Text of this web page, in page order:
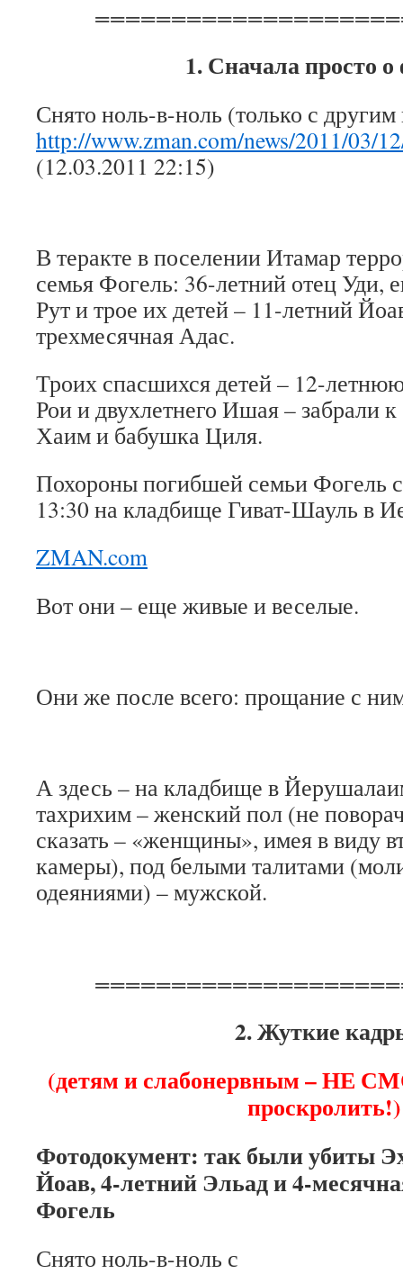
1. Сначала просто о
Снято ноль-в-ноль (только с
http://www.zman.com/news/2011/03/
(12.03.2011 22:15)
В теракте в поселении Итамар
семья Фогель: 36-летний отец Уди,
Рут и трое их детей – 11-летний
трехмесячная Адас.
Троих спасшихся детей – 12-
Рои и двухлетнего Ишая – забрали
Хаим и бабушка Циля.
Похороны погибшей семьи Фогель
13:30 на кладбище Гиват-Шауль в
ZMAN.com
Вот они – еще живые и веселые.
Они же после всего: прощание с
А здесь – на кладбище в
тахрихим – женский пол (не
сказать – «женщины», имея в виду
камеры), под белыми талитами
одеяниями) – мужской.
2. Жуткие
(детям и слабонервным – НЕ
проскролить!)
Фотодокумент: так были убиты
Йоав, 4-летний Эльад и 4-
Фогель
Снято ноль-в-ноль с